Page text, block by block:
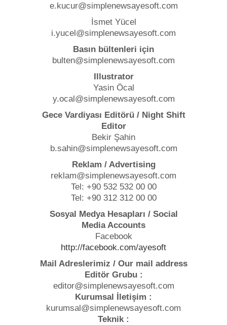
e.kucur@simplenewsayesoft.com
İsmet Yücel
i.yucel@simplenewsayesoft.com
Basın bültenleri için
bulten@simplenewsayesoft.com
Illustrator
Yasin Öcal
y.ocal@simplenewsayesoft.com
Gece Vardiyası Editörü / Night Shift
Editor
Bekir Şahin
b.sahin@simplenewsayesoft.com
Reklam / Advertising
reklam@simplenewsayesoft.com
Tel: +90 532 532 00 00
Tel: +90 312 312 00 00
Sosyal Medya Hesapları / Social
Media Accounts
Facebook
http://facebook.com/ayesoft
Mail Adreslerimiz / Our mail address
Editör Grubu :
editor@simplenewsayesoft.com
Kurumsal İletişim :
kurumsal@simplenewsayesoft.com
Teknik :